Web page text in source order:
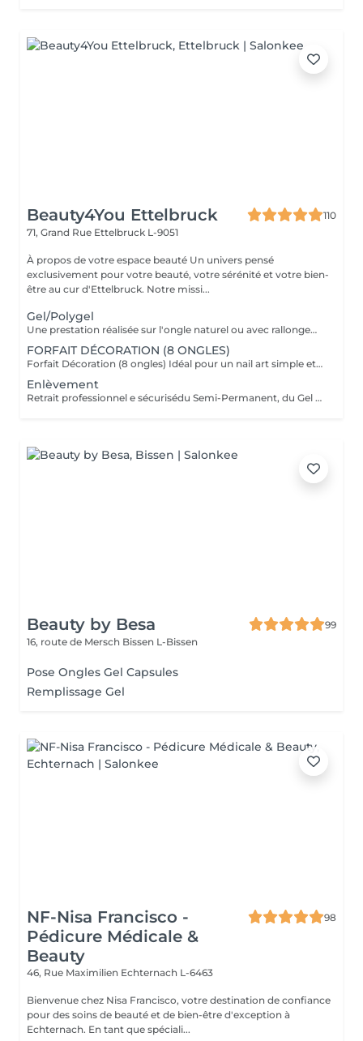
Beauty4You Ettelbruck
110
71, Grand Rue Ettelbruck L-9051
À propos de votre espace beauté Un univers pensé
exclusivement pour votre beauté, votre sérénité et votre bien-
être au cur d'Ettelbruck. Notre missi...
Gel/Polygel
Une prestation réalisée sur l'ongle naturel ou avec rallongement, pour des ongles élégants et résistants pendant plusieurs semaines. * Préparation de l'ongle naturel * Mise en forme des ongles * Travail des cuticules * Application du gel * Finition au choix * 2 décorations incluses
FORFAIT DÉCORATION (8 ONGLES)
Forfait Décoration (8 ongles) Idéal pour un nail art simple et élégant sur 8 ongles. Hors décorations 2D/3D et effets très détaillés (sur devis ou supplément de temps).
Enlèvement
Retrait professionnel e sécurisédu Semi-Permanent, du Gel ou de l'Acrylique pour préserver la santé de vos ongles naturels. Comprend la mise en forme et un soin nourrissant final.
Beauty by Besa
99
16, route de Mersch Bissen L-Bissen
Pose Ongles Gel Capsules
Remplissage Gel
NF-Nisa Francisco -
Pédicure Médicale &
Beauty
98
46, Rue Maximilien Echternach L-6463
Bienvenue chez Nisa Francisco, votre destination de confiance
pour des soins de beauté et de bien-être d'exception à
Echternach. En tant que spéciali...